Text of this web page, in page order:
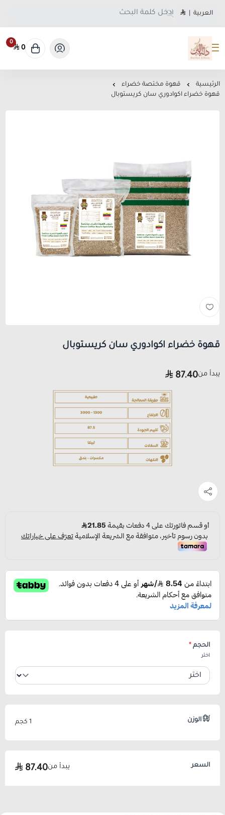
العربية
متجر دلة البن
0
0
الرئيسية
قهوة مختصة خضراء
قهوة خضراء اكوادوري سان كريستوبال
قهوة خضراء اكوادوري سان كريستوبال
يبدأ من87.40
الحجم *
اختر
الوزن 1 كجم
السعر يبدأ من87.40